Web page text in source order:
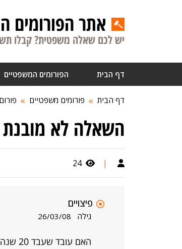
אתר הפורומים
יש לכם שאלה משפטית? קבלו
דף הבית הפורומים המשפטיים
דף הבית פורומים משפטיים
השאלה לא מובנת
|
24
פיצויים
גילה 26/03/08
האם